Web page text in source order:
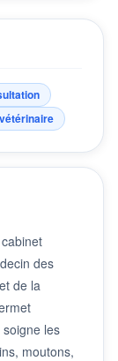
des
de la
les
moutons,